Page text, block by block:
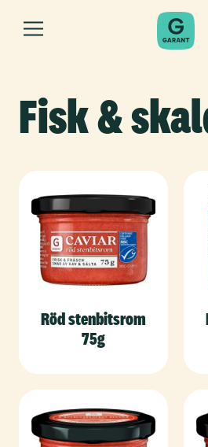
Fisk &
Röd stenbitsrom
75g